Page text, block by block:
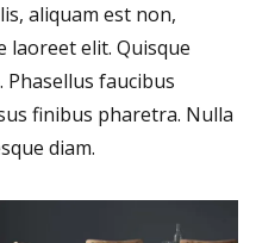
aliquam est non,
laoreet elit. Quisque
faucibus
finibus pharetra. Nulla
diam.